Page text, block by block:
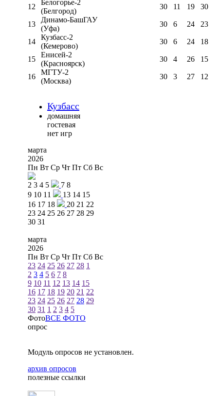
12
Белогорье-2
(Белгород)
30 11 19 30
13
Динамо-БашГАУ
(Уфа)
30 6 24 23
14
Кузбасс-2
(Кемерово)
30 6 24 18
15
Енисей-2
(Красноярск)
30 4 26 15
16
МГТУ-2
(Москва)
30 3 27 12
Кузбасс
домашняя
гостевая
нет игр
марта
2026
Пн Вт Ср Чт Пт Сб Вс
2 3 4 5 7 8
9 10 11 13 14 15
16 17 18 20 21 22
23 24 25 26 27 28 29
30 31
марта
2026
Пн Вт Ср Чт Пт Сб Вс
23 24 25 26 27 28 1
2 3 4 5 6 7 8
9 10 11 12 13 14 15
16 17 18 19 20 21 22
23 24 25 26 27 28 29
30 31 1 2 3 4 5
ФотоВСЕ ФОТО
опрос
Модуль опросов не установлен.
архив опросов
полезные ссылки